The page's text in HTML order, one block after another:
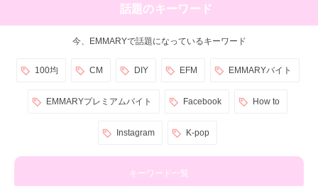
話題のキーワード
今、EMMARYで話題になっているキーワード
100均 CM DIY EFM EMMARYバイト
EMMARYプレミアムバイト Facebook How to
Instagram K-pop
キーワード一覧